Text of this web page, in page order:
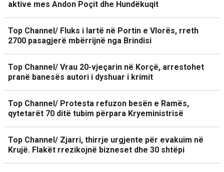
aktive mes Andon Poçit dhe Hundëkuqit
Top Channel/ Fluks i lartë në Portin e Vlorës, rreth
2700 pasagjerë mbërrijnë nga Brindisi
Top Channel/ Vrau 20-vjeçarin në Korçë, arrestohet
pranë banesës autori i dyshuar i krimit
Top Channel/ Protesta refuzon besën e Ramës,
qytetarët 70 ditë tubim përpara Kryeministrisë
Top Channel/ Zjarri, thirrje urgjente për evakuim në
Krujë. Flakët rrezikojnë bizneset dhe 30 shtëpi